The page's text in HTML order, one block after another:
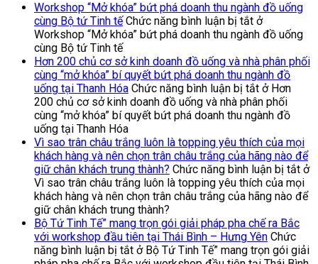
Workshop “Mở khóa” bứt phá doanh thu ngành đồ uống
cùng Bộ tứ Tinh tế Chức năng bình luận bị tắt ở
Workshop “Mở khóa” bứt phá doanh thu ngành đồ uống
cùng Bộ tứ Tinh tế
Hơn 200 chủ cơ sở kinh doanh đồ uống và nhà phân phối
cùng “mở khóa” bí quyết bứt phá doanh thu ngành đồ
uống tại Thanh Hóa Chức năng bình luận bị tắt ở Hơn
200 chủ cơ sở kinh doanh đồ uống và nhà phân phối
cùng “mở khóa” bí quyết bứt phá doanh thu ngành đồ
uống tại Thanh Hóa
Vì sao trân châu trắng luôn là topping yêu thích của mọi
khách hàng và nên chọn trân châu trắng của hãng nào để
giữ chân khách trung thành? Chức năng bình luận bị tắt ở
Vì sao trân châu trắng luôn là topping yêu thích của mọi
khách hàng và nên chọn trân châu trắng của hãng nào để
giữ chân khách trung thành?
Bộ Tứ Tinh Tế” mang trọn gói giải pháp pha chế ra Bắc
với workshop đầu tiên tại Thái Bình – Hưng Yên Chức
năng bình luận bị tắt ở Bộ Tứ Tinh Tế” mang trọn gói giải